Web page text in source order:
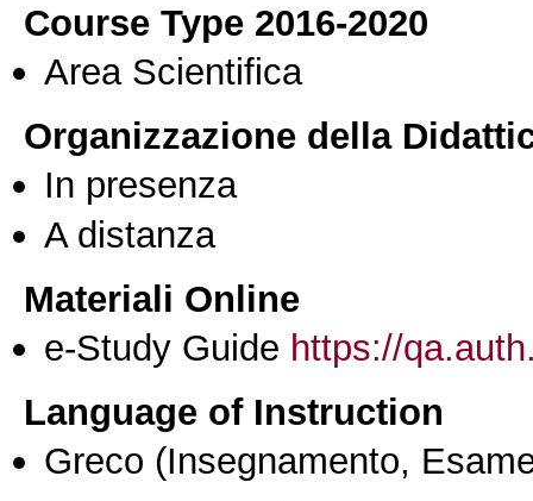
Course Type 2016-2020
Area Scientifica
Organizzazione della
In presenza
A distanza
Materiali Online
e-Study Guide https://
Language of Instruction
Greco (Insegnamento,